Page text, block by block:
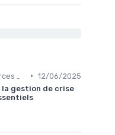
• 12/06/2025
gestion de crise